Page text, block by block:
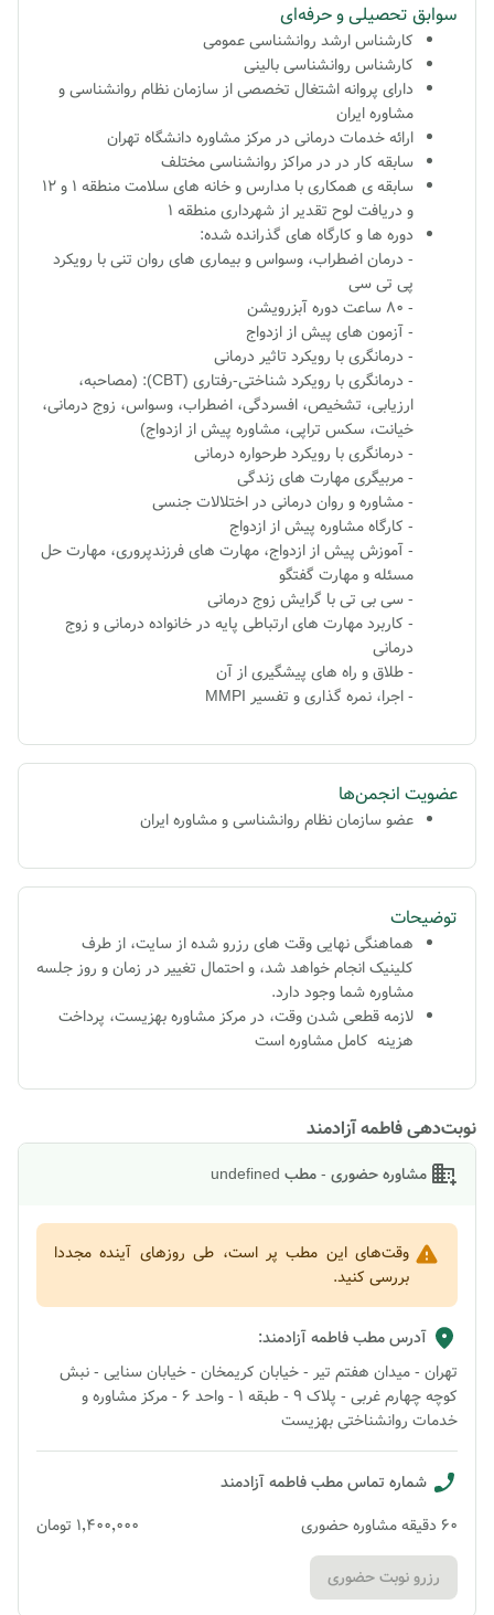
سوابق تحصیلی و حرفه‌ای
کارشناس ارشد روانشناسی عمومی
کارشناس روانشناسی بالینی
دارای پروانه اشتغال تخصصی از سازمان نظام روانشناسی و
مشاوره ایران
ارائه خدمات درمانی در مرکز مشاوره دانشگاه تهران
سابقه کار در در مراکز روانشناسی مختلف
سابقه ی همکاری با مدارس و خانه های سلامت منطقه ۱ و ۱۲
و دریافت لوح تقدیر از شهرداری منطقه ۱
دوره ها و کارگاه های گذرانده شده:
- درمان اضطراب، وسواس و بیماری های روان تنی با رویکرد
پی تی سی
- ۸۰ ساعت دوره آبزرویشن
- آزمون های پیش از ازدواج
- درمانگری با رویکرد تاثیر درمانی
- درمانگری با رویکرد شناختی-رفتاری (CBT): (مصاحبه،
ارزیابی، تشخیص، افسردگی، اضطراب، وسواس، زوج درمانی،
خیانت، سکس تراپی، مشاوره پیش از ازدواج)
- درمانگری با رویکرد طرحواره درمانی
- مربیگری مهارت های زندگی
- مشاوره و روان درمانی در اختلالات جنسی
- کارگاه مشاوره پیش از ازدواج
- آموزش پیش از ازدواج، مهارت های فرزندپروری، مهارت حل
مسئله و مهارت گفتگو
- سی بی تی با گرایش زوج درمانی
- کاربرد مهارت های ارتباطی پایه در خانواده درمانی و زوج
درمانی
- طلاق و راه های پیشگیری از آن
- اجرا، نمره گذاری و تفسیر MMPI
عضویت انجمن‌ها
عضو سازمان نظام روانشناسی و مشاوره ایران
توضیحات
هماهنگی نهایی وقت های رزرو شده از سایت، از طرف
کلینیک انجام خواهد شد، و احتمال تغییر در زمان و روز جلسه
مشاوره شما وجود دارد.
لازمه قطعی شدن وقت، در مرکز مشاوره بهزیست، پرداخت
هزینه کامل مشاوره است
نوبت‌دهی فاطمه آزادمند
مشاوره حضوری - مطب undefined
وقت‌های این مطب پر است، طی روزهای آینده مجددا
بررسی کنید.
آدرس مطبفاطمه آزادمند:
تهران - میدان هفتم تیر - خیابان کریمخان - خیابان سنایی - نبش
کوچه چهارم غربی - پلاک ۹ - طبقه ۱ - واحد ۶ - مرکز مشاوره و
خدمات روانشناختی بهزیست
شماره تماس مطبفاطمه آزادمند
60 دقیقهمشاوره حضوری ۱٬۴۰۰٬۰۰۰ تومان
رزرو نوبت حضوری